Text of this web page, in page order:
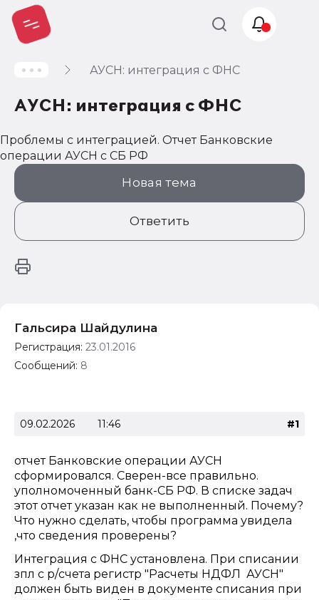
АУСН: интеграция с ФНС
АУСН: интеграция с ФНС
Проблемы с интеграцией. Отчет Банковские
операции АУСН с СБ РФ
Новая тема
Ответить
Гальсира Шайдулина
Регистрация: 23.01.2016
Сообщений: 8
09.02.2026 11:46 #1
отчет Банковские операции АУСН
сформировался. Сверен-все правильно.
уполномоченный банк-СБ РФ. В списке задач
этот отчет указан как не выполненный. Почему?
Что нужно сделать, чтобы программа увидела
,что сведения проверены?
Интеграция с ФНС установлена. При списании
зпл с р/счета регистр "Расчеты НДФЛ АУСН"
должен быть виден в документе списания при
Учет и